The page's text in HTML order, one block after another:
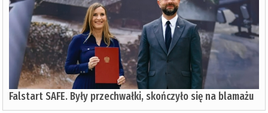
Falstart SAFE. Były przechwałki, skończyło się na blamażu